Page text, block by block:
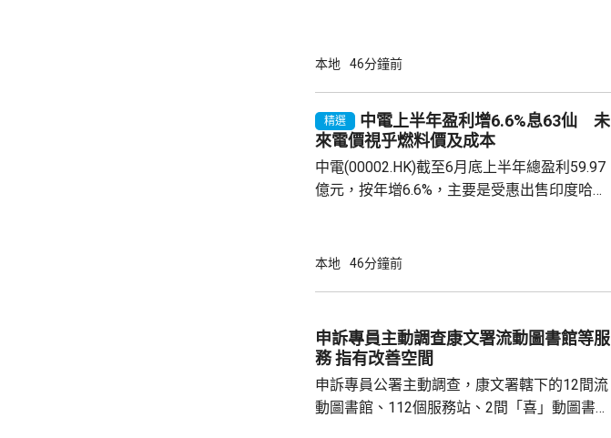
出租公屋，亦可提高資助出售房屋的比例，而
規劃內，訂明會研究調整比例至「5比5」，並
制定落實時間表。 公屋聯會冀豐富出租房屋類
別 公屋聯會建議，豐富更多出租...
本地 46分鐘前
精選
中電上半年盈利增6.6%息63仙 未
來電價視乎燃料價及成本
中電(00002.HK)截至6月底上半年總盈利59.97
億元，按年增6.6%，主要是受惠出售印度哈格
電今年是成立125周年，首席執行官蔣東強表
量按年上升 3.6%至 170.38億度，主要受惠於
香港經濟增長轉強，帶動各行業的...
本地 46分鐘前
申訴專員主動調查康文署流動圖書館等服
務 指有改善空間
申訴專員公署主動調查，康文署轄下的12間流
動圖書館、112個服務站、2間「喜」動圖書館